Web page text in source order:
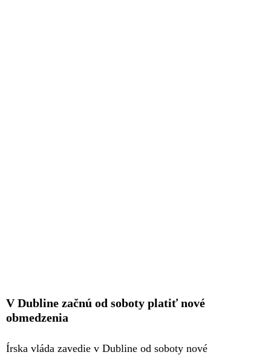
V Dubline začnú od soboty platiť nové
obmedzenia
Írska vláda zavedie v Dubline od soboty nové